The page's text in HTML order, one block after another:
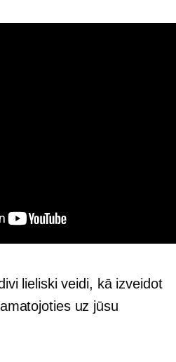
lieliski veidi, kā izveidot
uz jūsu